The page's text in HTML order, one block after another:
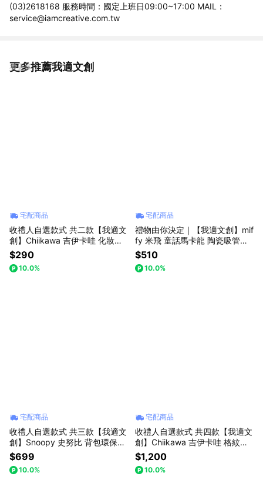
(03)2618168 服務時間：國定上班日09:00~17:00 MAIL：
service@iamcreative.com.tw
更多推薦我適文創
看更多
宅配商品
收禮人自選款式 共二款【我適文
創】Chiikawa 吉伊卡哇 化妝造
型海綿
$290
10.0%
宅配商品
禮物由你決定｜【我適文創】mif
fy 米飛 童話馬卡龍 陶瓷吸管杯
｜ 四款
$510
10.0%
宅配商品
收禮人自選款式 共三款【我適文
創】Snoopy 史努比 背包環保袋
｜共三款
$699
10.0%
宅配商品
收禮人自選款式 共四款【我適文
創】Chiikawa 吉伊卡哇 格紋托
特包
$1,200
10.0%